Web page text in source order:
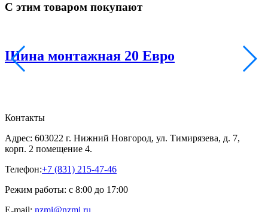
С этим товаром покупают
Шина монтажная 20 Евро
Контакты
Адрес: 603022 г. Нижний Новгород, ул. Тимирязева, д. 7,
корп. 2 помещение 4.
Телефон:+7 (831) 215-47-46
Режим работы: с 8:00 до 17:00
E-mail: nzmi@nzmi.ru